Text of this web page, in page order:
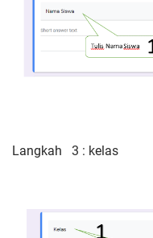
Langkah 3 : kelas